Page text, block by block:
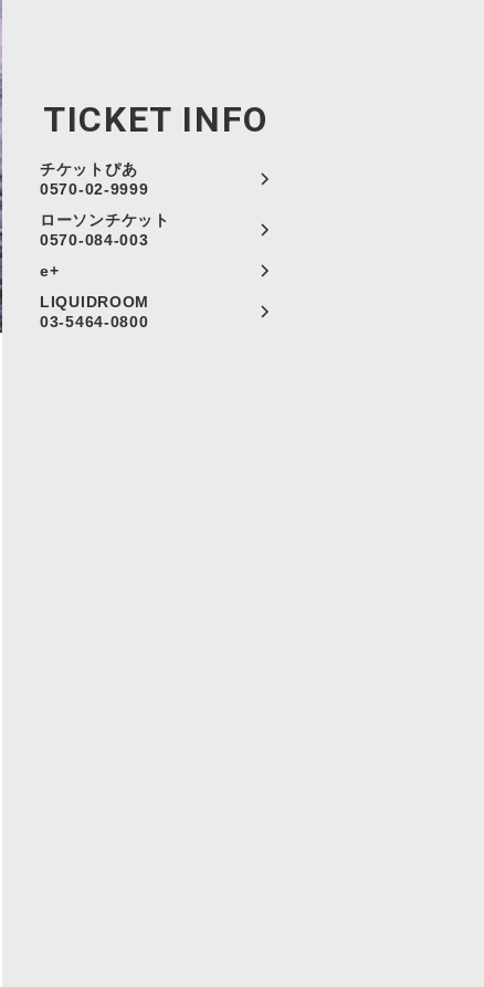
TICKET INFO
チケットぴあ
0570-02-9999
ローソンチケット
0570-084-003
e+
LIQUIDROOM
03-5464-0800